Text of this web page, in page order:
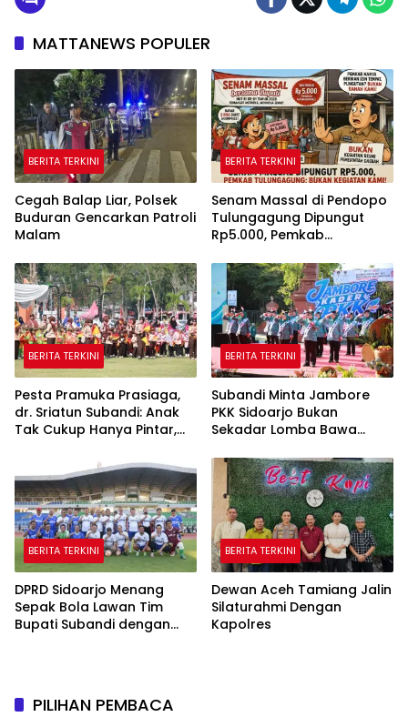
MATTANEWS POPULER
BERITA TERKINI
Cegah Balap Liar, Polsek
Buduran Gencarkan Patroli
Malam
BERITA TERKINI
Senam Massal di Pendopo
Tulungagung Dipungut
Rp5.000, Pemkab
Pemerintah
BERITA TERKINI
Pesta Pramuka Prasiaga,
dr. Sriatun Subandi: Anak
Tak Cukup Hanya Pintar,
Dibentuk Sejak Dini
BERITA TERKINI
Subandi Minta Jambore
PKK Sidoarjo Bukan
Sekadar Lomba Bawa
untuk Warga
BERITA TERKINI
DPRD Sidoarjo Menang
Sepak Bola Lawan Tim
Bupati Subandi dengan
BERITA TERKINI
Dewan Aceh Tamiang Jalin
Silaturahmi Dengan
Kapolres
PILIHAN PEMBACA